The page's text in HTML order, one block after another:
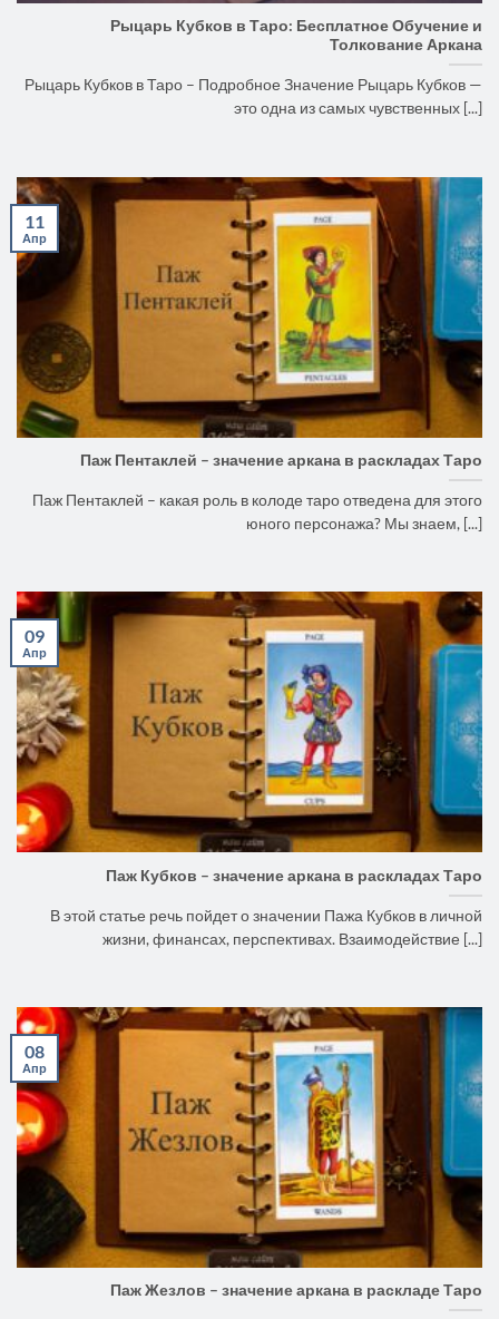
Рыцарь Кубков в Таро: Бесплатное Обучение и
Толкование Аркана
Рыцарь Кубков в Таро – Подробное Значение Рыцарь Кубков —
это одна из самых чувственных [...]
Паж Пентаклей – значение аркана в раскладах Таро
Паж Пентаклей – какая роль в колоде таро отведена для этого
юного персонажа? Мы знаем, [...]
11
Апр
Паж Кубков – значение аркана в раскладах Таро
В этой статье речь пойдет о значении Пажа Кубков в личной
жизни, финансах, перспективах. Взаимодействие [...]
09
Апр
Паж Жезлов – значение аркана в раскладе Таро
08
Апр